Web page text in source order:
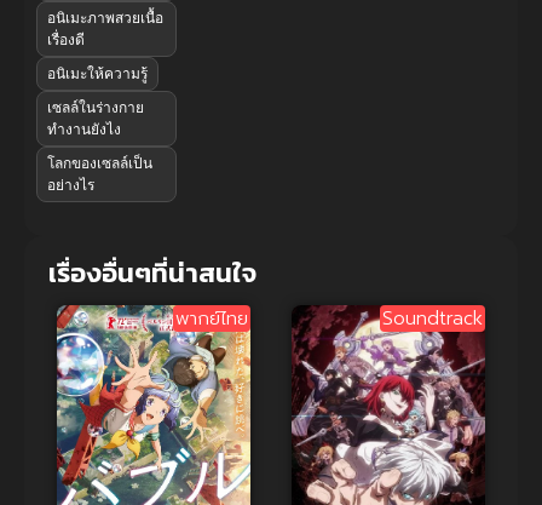
อนิเมะภาพสวยเนื้อ
เรื่องดี
อนิเมะให้ความรู้
เซลล์ในร่างกาย
ทำงานยังไง
โลกของเซลล์เป็น
อย่างไร
เรื่องอื่นๆที่น่าสนใจ
พากย์ไทย Soundtrack